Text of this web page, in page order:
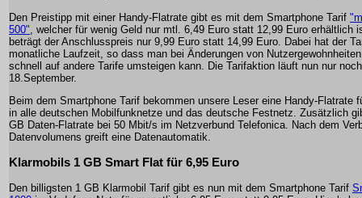
Den Preistipp mit einer Handy-Flatrate gibt es mit dem Smartphone Tarif
500", welcher für wenig Geld nur mtl. 6,49 Euro statt 12,99 Euro erhältlich
beträgt der Anschlusspreis nur 9,99 Euro statt 14,99 Euro. Dabei hat der
monatliche Laufzeit, so dass man bei Änderungen von
schnell auf andere Tarife umsteigen kann. Die Tarifaktion läuft nun nur
18.September.
Beim dem Smartphone Tarif bekommen unsere Leser eine Handy-Flatrate
in alle deutschen Mobilfunknetze und das deutsche Festnetz. Zusätzlich
GB Daten-Flatrate bei 50 Mbit/s im Netzverbund Telefonica. Nach dem
Datenvolumens greift eine Datenautomatik.
Klarmobils 1 GB Smart Flat für 6,95 Euro
Den billigsten 1 GB Klarmobil Tarif gibt es nun mit dem Smartphone Tarif